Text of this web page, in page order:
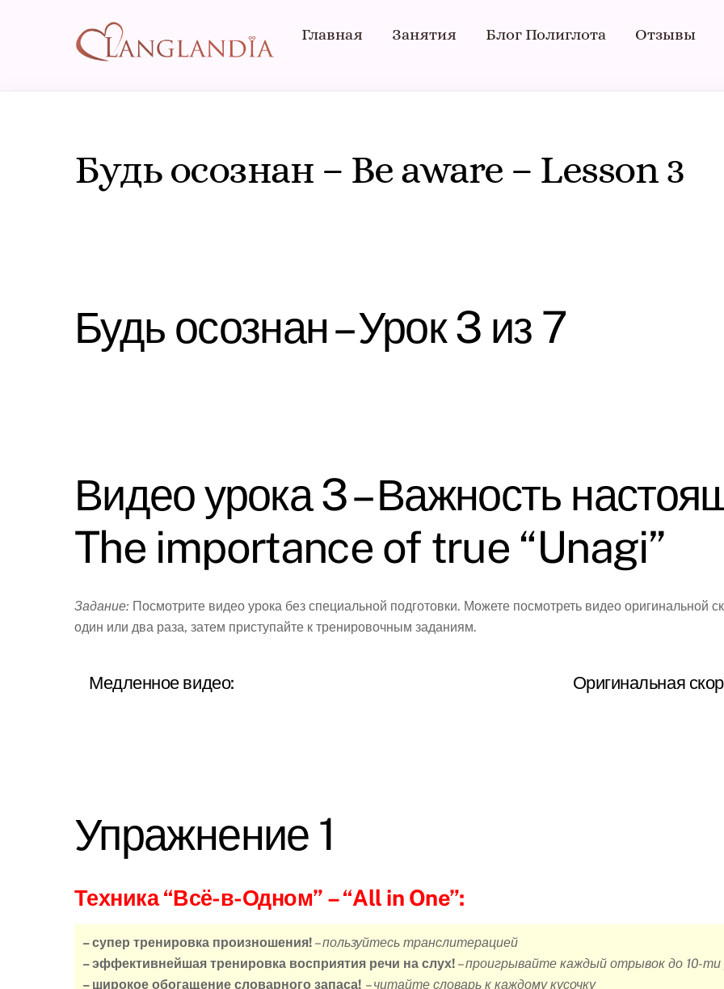
Главная Занятия Блог Полиглота Отзывы
Будь осознан – Be aware – Lesson 3
Будь осознан – Урок 3 из 7
Видео урока 3 – Важность
The importance of true “Unagi”
Задание: Посмотрите видео урока без специальной подготовки. Можете посмотреть видео оригинальной
один или два раза, затем приступайте к тренировочным заданиям.
Медленное видео: Оригинальная
Упражнение 1
Техника “Всё-в-Одном” – “All in One”:
– супер тренировка произношения! –пользуйтесь транслитерацией
– эффективнейшая тренировка восприятия речи на слух! –проигрывайте каждый отрывок до 10-ти
– широкое обогащение словарного запаса! –читайте словарь к каждому кусочку